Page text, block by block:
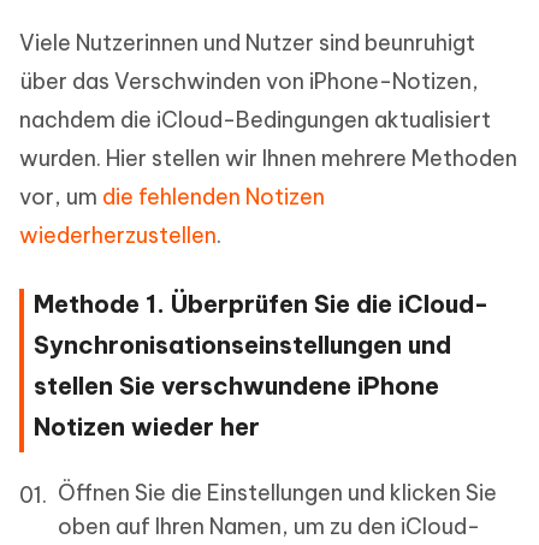
Viele Nutzerinnen und Nutzer sind beunruhigt
über das Verschwinden von iPhone-Notizen,
nachdem die iCloud-Bedingungen aktualisiert
wurden. Hier stellen wir Ihnen mehrere Methoden
vor, um die fehlenden Notizen
wiederherzustellen.
Methode 1. Überprüfen Sie die iCloud-
Synchronisationseinstellungen und
stellen Sie verschwundene iPhone
Notizen wieder her
Öffnen Sie die Einstellungen und klicken Sie
oben auf Ihren Namen, um zu den iCloud-